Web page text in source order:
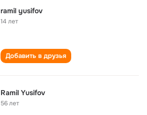
ramil yusifov
14 лет
Добавить в друзья
Ramil Yusifov
56 лет